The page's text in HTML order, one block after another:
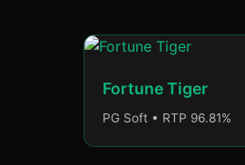
Fortune Tiger
PG Soft • RTP 96.81%